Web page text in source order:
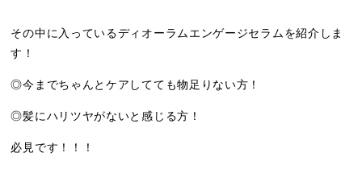
その中に入っているディオーラムエンゲージセラムを紹介しま
す！
◎今までちゃんとケアしてても物足りない方！
◎髪にハリツヤがないと感じる方！
必見です！！！